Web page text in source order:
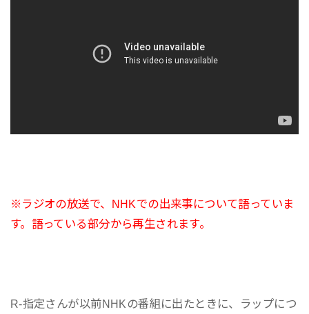
※ラジオの放送で、NHKでの出来事について語っていま
す。語っている部分から再生されます。
R-指定さんが以前NHKの番組に出たときに、ラップにつ